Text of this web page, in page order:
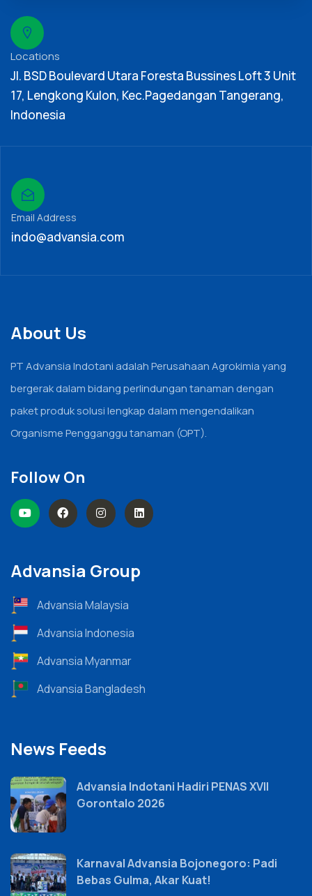
Locations
Jl. BSD Boulevard Utara Foresta Bussines Loft 3 Unit
17, Lengkong Kulon, Kec.Pagedangan Tangerang,
Indonesia
Email Address
indo@advansia.com
About Us
PT Advansia Indotani adalah Perusahaan Agrokimia yang
bergerak dalam bidang perlindungan tanaman dengan
paket produk solusi lengkap dalam mengendalikan
Organisme Pengganggu tanaman (OPT).
Follow On
Advansia Group
Advansia Malaysia
Advansia Indonesia
Advansia Myanmar
Advansia Bangladesh
News Feeds
Advansia Indotani Hadiri PENAS XVII
Gorontalo 2026
Karnaval Advansia Bojonegoro: Padi
Bebas Gulma, Akar Kuat!